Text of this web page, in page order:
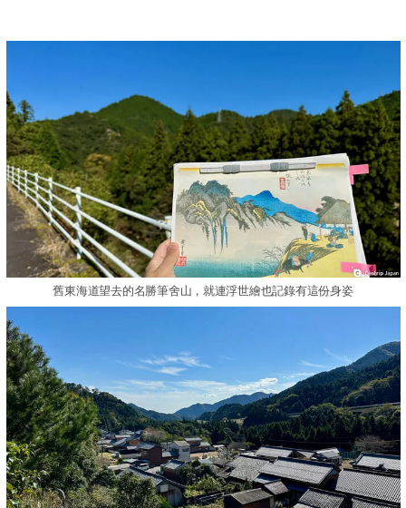
舊東海道望去的名勝筆舍山，就連浮世繪也記錄有這份身姿